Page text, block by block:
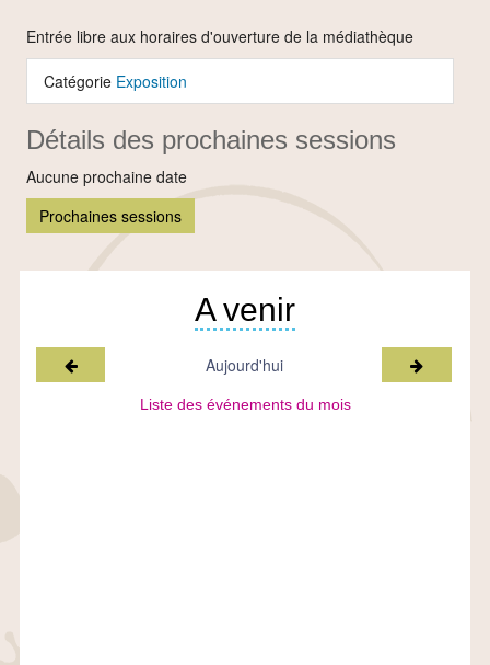
Entrée libre aux horaires d'ouverture de la médiathèque
Catégorie Exposition
Détails des prochaines sessions
Aucune prochaine date
Prochaines sessions
A venir
Mois précédent Aujourd'hui Mois
Liste des événements du mois